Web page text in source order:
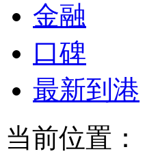
金融
口碑
最新到港
当前位置：